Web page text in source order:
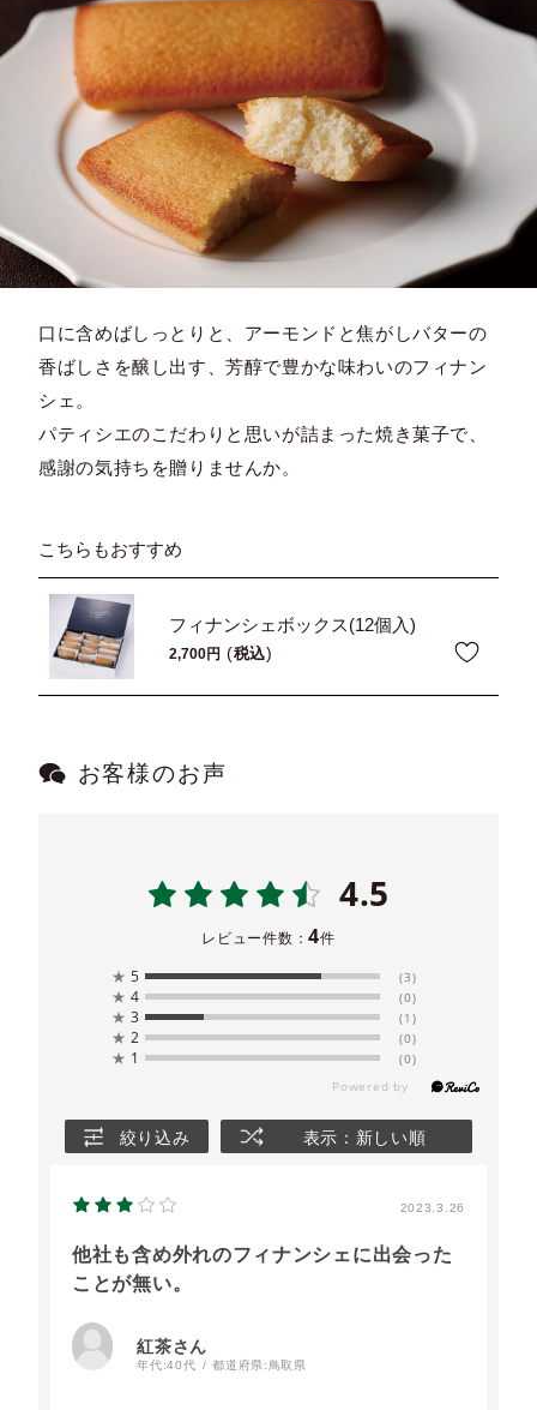
口に含めばしっとりと、アーモンドと焦がしバターの
香ばしさを醸し出す、芳醇で豊かな味わいのフィナン
シェ。
パティシエのこだわりと思いが詰まった焼き菓子で、
感謝の気持ちを贈りませんか。
こちらもおすすめ
フィナンシェボックス(12個入)
2,700 税込
お客様のお声
4.5
レビュー件数：4件
★ 5 (3)
★ 4 (0)
★ 3 (1)
★ 2 (0)
★ 1 (0)
絞り込み 表示：新しい順
2023.3.26
他社も含め外れのフィナンシェに出会った
ことが無い。
紅茶さん
年代:40代 都道府県: 鳥取県